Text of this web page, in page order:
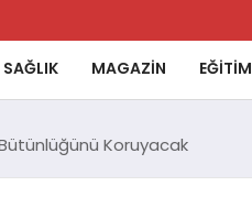
SAĞLIK MAGAZİN EĞİTİM
Koruyacak